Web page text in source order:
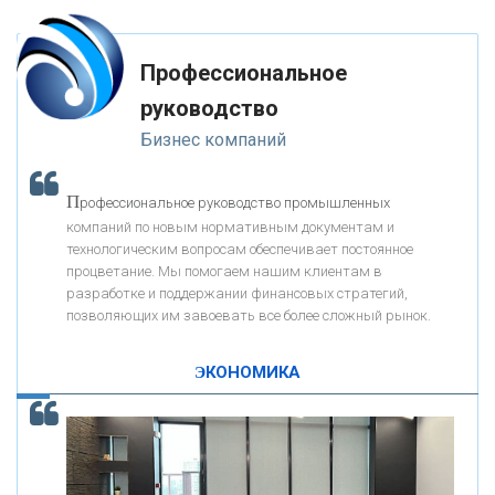
«РОСЕВРОБАНК»
«ПРЕСС-СЛУЖБА ВТБ24»
«АВТОГРАДБАНК»
«ПРОМРЕГИОНБАНК»
ОНАС
Как Система быстрых платежей за пять лет
изменила финансовый рынок - «Интервью»
-- Лучшее, что можно сделать с хорошим советом, это пропустить его
мимо ушей. Он никогда не бывает полезен никому, кроме того, кто его
-- Люблю давать советы и очень не люблю, когда их дают мне.
Профессиональное
руководство
Бизнес компаний
Профессиональное руководство промышленных
компаний по новым нормативным документам и
технологическим вопросам обеспечивает постоянное
процветание. Мы помогаем нашим клиентам в
разработке и поддержании финансовых стратегий,
позволяющих им завоевать все более сложный рынок.
ЭКОНОМИКА